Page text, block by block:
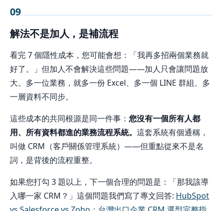
09
解法不是加人，是補流程
看完 7 個隱性成本，您可能會想：「我再多招兩個業務就
好了。」但加人不會解決這些問題——加人只會讓問題放
大。多一位業務，就多一份 Excel、多一個 LINE 群組、多
一層資料不同步。
這些成本的共同根源是同一件事： 您沒有一個所有人都
用、所有資料都進的業務流程系統。 這套系統有個通稱，
叫做 CRM（客戶關係管理系統）——但重點從來不是名
詞，是背後的流程重整。
如果您打勾 3 題以上，下一個合理的問題是：「那我該導
入哪一家 CRM？」這個問題我們寫了專文回答: HubSpot